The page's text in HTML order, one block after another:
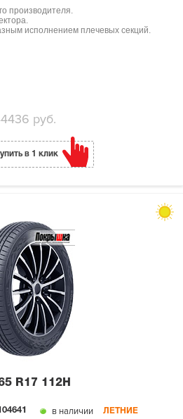
производителя.
исполнением плечевых секций.
руб.
в 1 клик
R17 112H
в наличии ЛЕТНИЕ